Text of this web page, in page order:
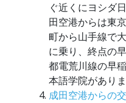
ぐ近くにヨシダ
田空港からは東
町から山手線で
に乗り、終点の
都電荒川線の早
本語学院がありま
成田空港からの